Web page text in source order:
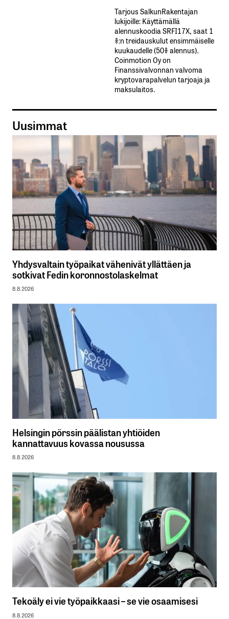
Tarjous SalkunRakentajan
lukijoille: Käyttämällä​ ​
alennuskoodia​ ​SRFI17X,​ ​saat​ ​1
%:n treidauskulut​ ​ensimmäiselle​ ​
kuukaudelle​ ​(50%​ ​alennus).
Coinmotion Oy on
Finanssivalvonnan valvoma
kryptovarapalvelun tarjoaja ja
maksulaitos.
Uusimmat
Yhdysvaltain työpaikat vähenivät yllättäen ja
sotkivat Fedin koronnostolaskelmat
8.8.2026
Helsingin pörssin päälistan yhtiöiden
kannattavuus kovassa nousussa
8.8.2026
Tekoäly ei vie työpaikkaasi – se vie osaamisesi
8.8.2026